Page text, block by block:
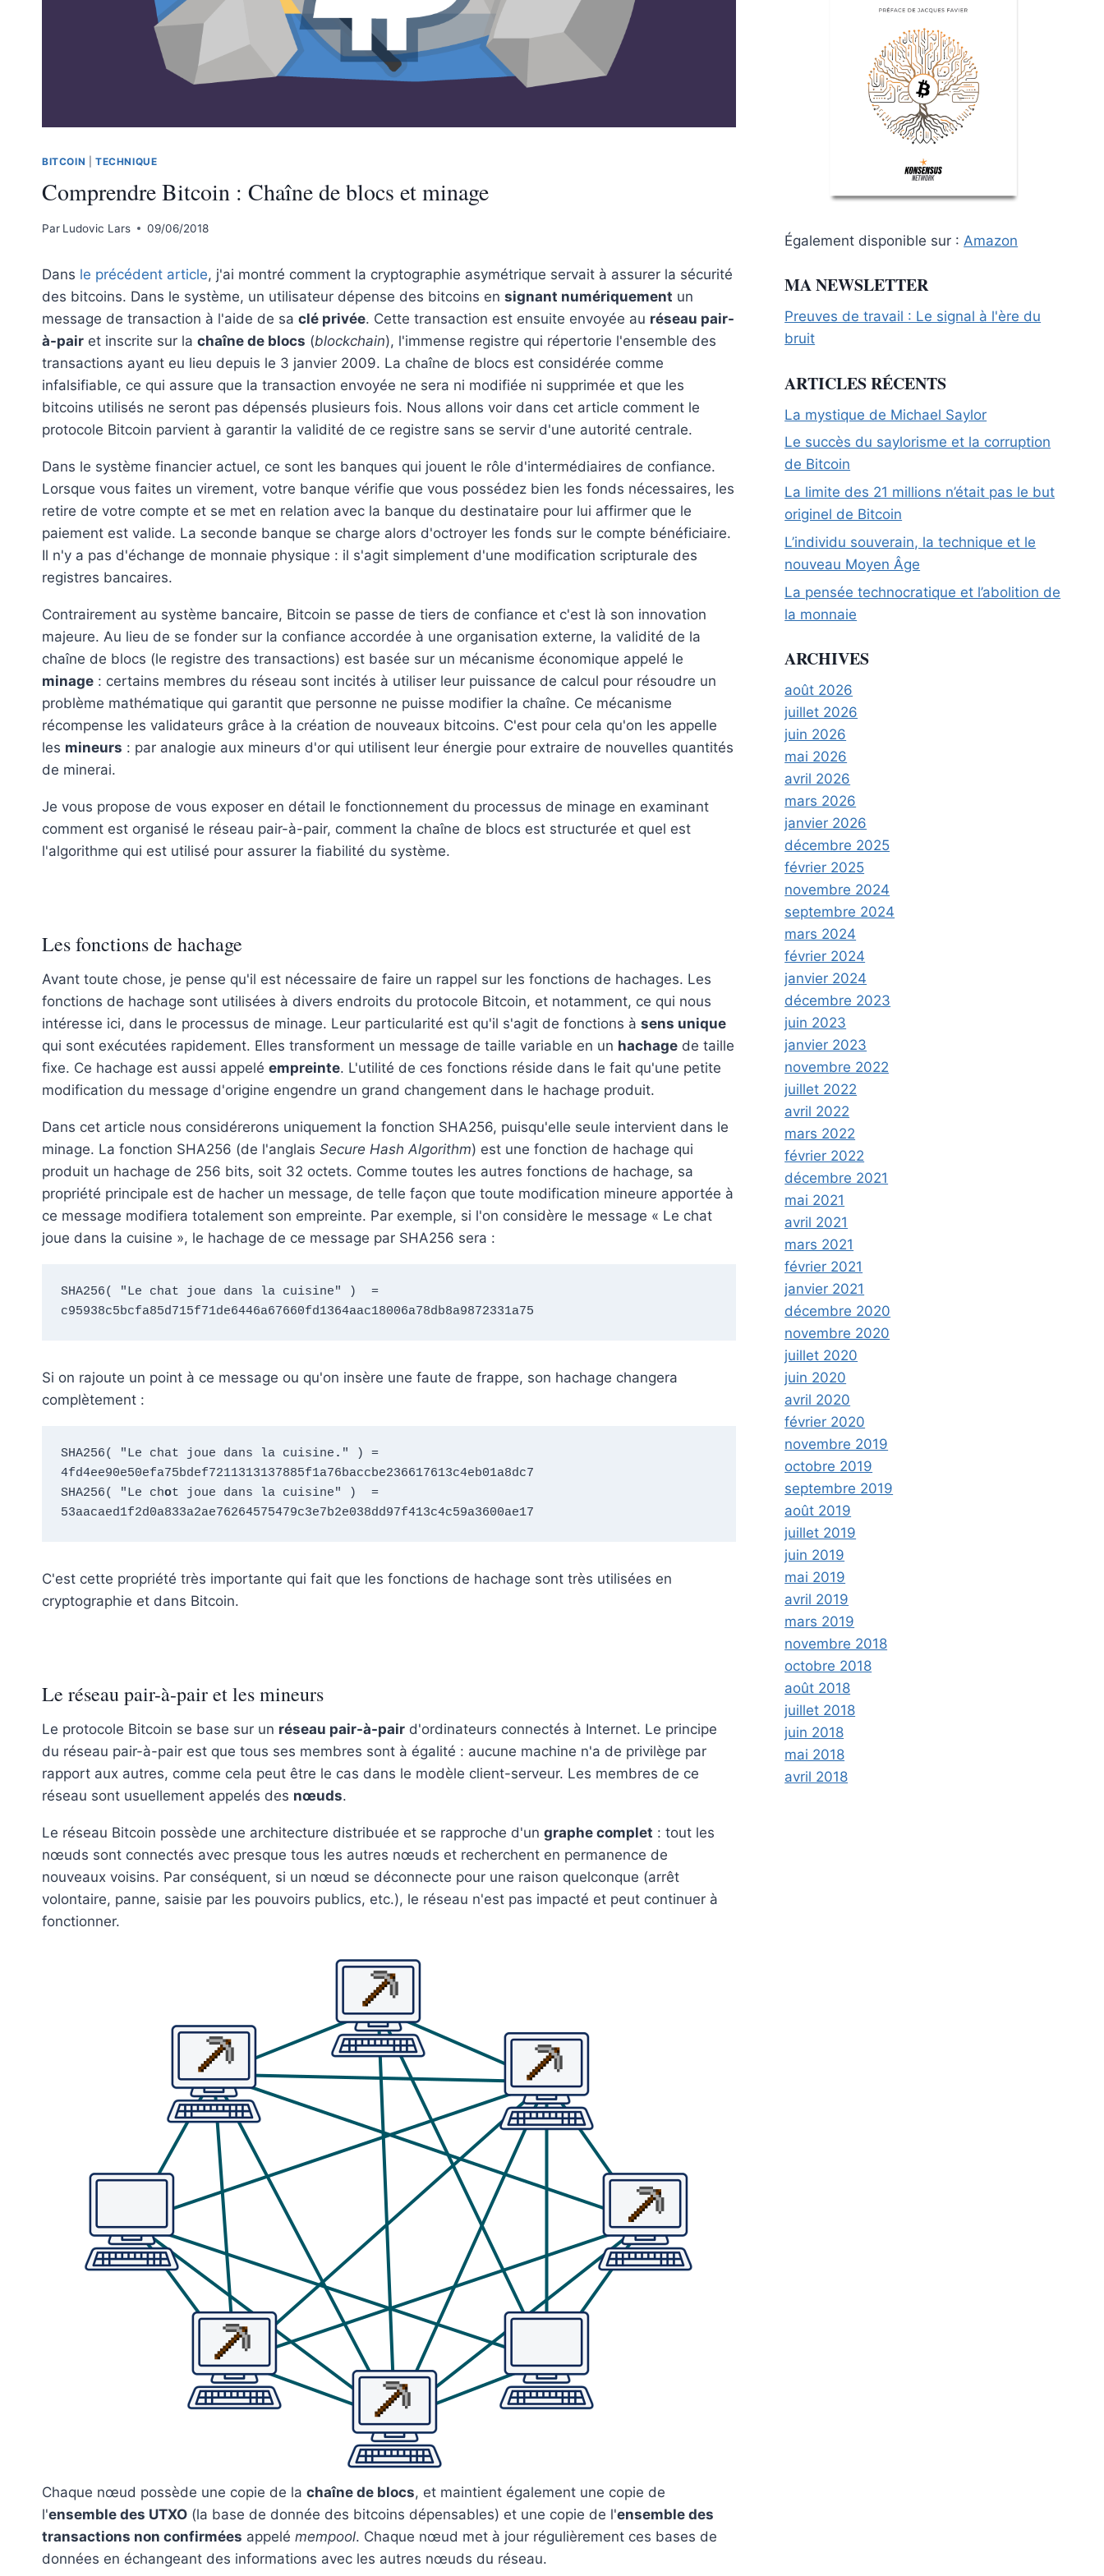
BITCOIN TECHNIQUE
Comprendre Bitcoin : Chaîne de blocs et minage
Par Ludovic Lars 09/06/2018
Dans le précédent article, j'ai montré comment la cryptographie asymétrique servait à assurer la sécurité
des bitcoins. Dans le système, un utilisateur dépense des bitcoins en signant numériquement un
message de transaction à l'aide de sa clé privée. Cette transaction est ensuite envoyée au réseau pair-
à-pair et inscrite sur la chaîne de blocs (blockchain), l'immense registre qui répertorie l'ensemble des
transactions ayant eu lieu depuis le 3 janvier 2009. La chaîne de blocs est considérée comme
infalsifiable, ce qui assure que la transaction envoyée ne sera ni modifiée ni supprimée et que les
bitcoins utilisés ne seront pas dépensés plusieurs fois. Nous allons voir dans cet article comment le
protocole Bitcoin parvient à garantir la validité de ce registre sans se servir d'une autorité centrale.
Dans le système financier actuel, ce sont les banques qui jouent le rôle d'intermédiaires de confiance.
Lorsque vous faites un virement, votre banque vérifie que vous possédez bien les fonds nécessaires, les
retire de votre compte et se met en relation avec la banque du destinataire pour lui affirmer que le
paiement est valide. La seconde banque se charge alors d'octroyer les fonds sur le compte bénéficiaire.
Il n'y a pas d'échange de monnaie physique : il s'agit simplement d'une modification scripturale des
registres bancaires.
Contrairement au système bancaire, Bitcoin se passe de tiers de confiance et c'est là son innovation
majeure. Au lieu de se fonder sur la confiance accordée à une organisation externe, la validité de la
chaîne de blocs (le registre des transactions) est basée sur un mécanisme économique appelé le
minage : certains membres du réseau sont incités à utiliser leur puissance de calcul pour résoudre un
problème mathématique qui garantit que personne ne puisse modifier la chaîne. Ce mécanisme
récompense les validateurs grâce à la création de nouveaux bitcoins. C'est pour cela qu'on les appelle
les mineurs : par analogie aux mineurs d'or qui utilisent leur énergie pour extraire de nouvelles quantités
de minerai.
Je vous propose de vous exposer en détail le fonctionnement du processus de minage en examinant
comment est organisé le réseau pair-à-pair, comment la chaîne de blocs est structurée et quel est
l'algorithme qui est utilisé pour assurer la fiabilité du système.
Les fonctions de hachage
Avant toute chose, je pense qu'il est nécessaire de faire un rappel sur les fonctions de hachages. Les
fonctions de hachage sont utilisées à divers endroits du protocole Bitcoin, et notamment, ce qui nous
intéresse ici, dans le processus de minage. Leur particularité est qu'il s'agit de fonctions à sens unique
qui sont exécutées rapidement. Elles transforment un message de taille variable en un hachage de taille
fixe. Ce hachage est aussi appelé empreinte. L'utilité de ces fonctions réside dans le fait qu'une petite
modification du message d'origine engendre un grand changement dans le hachage produit.
Dans cet article nous considérerons uniquement la fonction SHA256, puisqu'elle seule intervient dans le
minage. La fonction SHA256 (de l'anglais Secure Hash Algorithm) est une fonction de hachage qui
produit un hachage de 256 bits, soit 32 octets. Comme toutes les autres fonctions de hachage, sa
propriété principale est de hacher un message, de telle façon que toute modification mineure apportée à
ce message modifiera totalement son empreinte. Par exemple, si l'on considère le message « Le chat
joue dans la cuisine », le hachage de ce message par SHA256 sera :
SHA256( "Le chat joue dans la cuisine" )  =
c95938c5bcfa85d715f71de6446a67660fd1364aac18006a78db8a9872331a75
Si on rajoute un point à ce message ou qu'on insère une faute de frappe, son hachage changera
complètement :
SHA256( "Le chat joue dans la cuisine . " ) =
4fd4ee90e50efa75bdef7211313137885f1a76baccbe236617613c4eb01a8dc7
SHA256( "Le chot joue dans la cuisine" )  =
53aacaed1f2d0a833a2ae76264575479c3e7b2e038dd97f413c4c59a3600ae17
C'est cette propriété très importante qui fait que les fonctions de hachage sont très utilisées en
cryptographie et dans Bitcoin.
Le réseau pair-à-pair et les mineurs
Le protocole Bitcoin se base sur un réseau pair-à-pair d'ordinateurs connectés à Internet. Le principe
du réseau pair-à-pair est que tous ses membres sont à égalité : aucune machine n'a de privilège par
rapport aux autres, comme cela peut être le cas dans le modèle client-serveur. Les membres de ce
réseau sont usuellement appelés des nœuds.
Le réseau Bitcoin possède une architecture distribuée et se rapproche d'un graphe complet : tout les
nœuds sont connectés avec presque tous les autres nœuds et recherchent en permanence de
nouveaux voisins. Par conséquent, si un nœud se déconnecte pour une raison quelconque (arrêt
volontaire, panne, saisie par les pouvoirs publics, etc.), le réseau n'est pas impacté et peut continuer à
fonctionner.
Chaque nœud possède une copie de la chaîne de blocs, et maintient également une copie de
l'ensemble des UTXO (la base de donnée des bitcoins dépensables) et une copie de l'ensemble des
transactions non confirmées appelé mempool. Chaque nœud met à jour régulièrement ces bases de
données en échangeant des informations avec les autres nœuds du réseau.
Également disponible sur : Amazon
MA NEWSLETTER
Preuves de travail : Le signal à l'ère du
bruit
ARTICLES RÉCENTS
La mystique de Michael Saylor
Le succès du saylorisme et la corruption
de Bitcoin
La limite des 21 millions n’était pas le but
originel de Bitcoin
L’individu souverain, la technique et le
nouveau Moyen Âge
La pensée technocratique et l’abolition de
la monnaie
ARCHIVES
août 2026
juillet 2026
juin 2026
mai 2026
avril 2026
mars 2026
janvier 2026
décembre 2025
février 2025
novembre 2024
septembre 2024
mars 2024
février 2024
janvier 2024
décembre 2023
juin 2023
janvier 2023
novembre 2022
juillet 2022
avril 2022
mars 2022
février 2022
décembre 2021
mai 2021
avril 2021
mars 2021
février 2021
janvier 2021
décembre 2020
novembre 2020
juillet 2020
juin 2020
avril 2020
février 2020
novembre 2019
octobre 2019
septembre 2019
août 2019
juillet 2019
juin 2019
mai 2019
avril 2019
mars 2019
novembre 2018
octobre 2018
août 2018
juillet 2018
juin 2018
mai 2018
avril 2018